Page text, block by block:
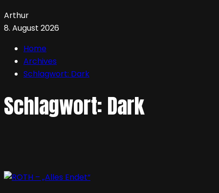
Arthur
8. August 2026
Home
Archives
Schlagwort: Dark
Schlagwort: Dark